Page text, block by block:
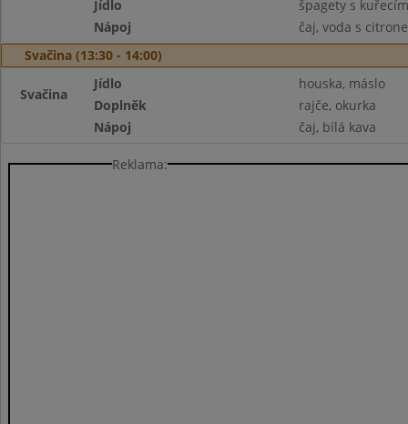
Jídlo
špagety s
Nápoj
čaj, voda s
Svačina (13:30 - 14:00)
Svačina
Jídlo
houska, máslo
Doplněk
rajče, okurka
Nápoj
čaj, bílá kava
Reklama: